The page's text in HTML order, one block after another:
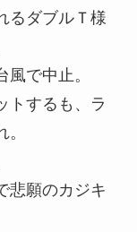
るダブルＴ様
で中止。
トするも、ラ
悲願のカジキ